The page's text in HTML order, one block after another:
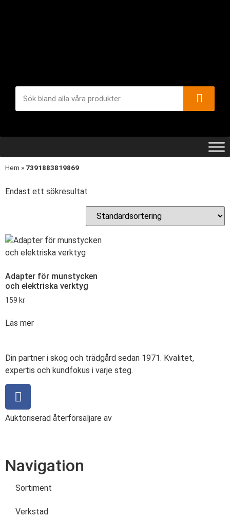
Hem » 7391883819869
Endast ett sökresultat
Adapter för munstycken
och elektriska verktyg
159 kr
Läs mer
Din partner i skog och trädgård sedan 1971. Kvalitet,
expertis och kundfokus i varje steg.
Auktoriserad återförsäljare av
Navigation
Sortiment
Verkstad